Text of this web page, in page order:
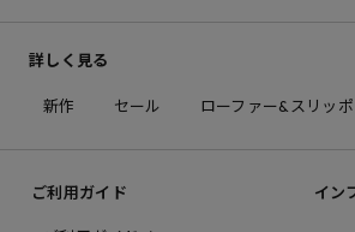
詳しく見る
新作 セール ローファー&スリッ
ご利用ガイド イン